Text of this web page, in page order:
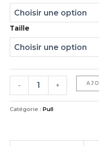
Taille
- +
Catégorie : Pull